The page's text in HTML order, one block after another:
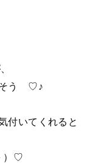
そう ♡♪
付いてくれると
）♡